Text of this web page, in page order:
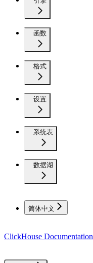
函数
格式
设置
系统表
数据湖
简体中文
ClickHouse Documentation